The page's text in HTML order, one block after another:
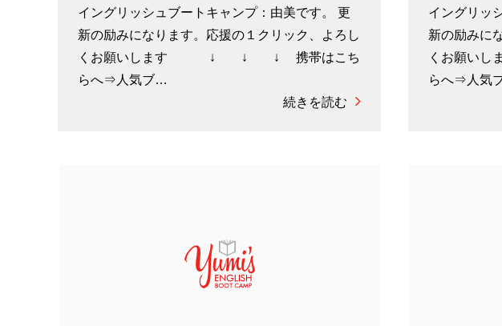
イングリッシュブートキャンプ：由美です。 更
新の励みになります。応援の１クリック、よろし
くお願いします ↓ ↓ ↓ 携帯はこち
らへ⇒人気ブ…
続きを読む
イングリッ
新の励みに
くお願
らへ⇒人気